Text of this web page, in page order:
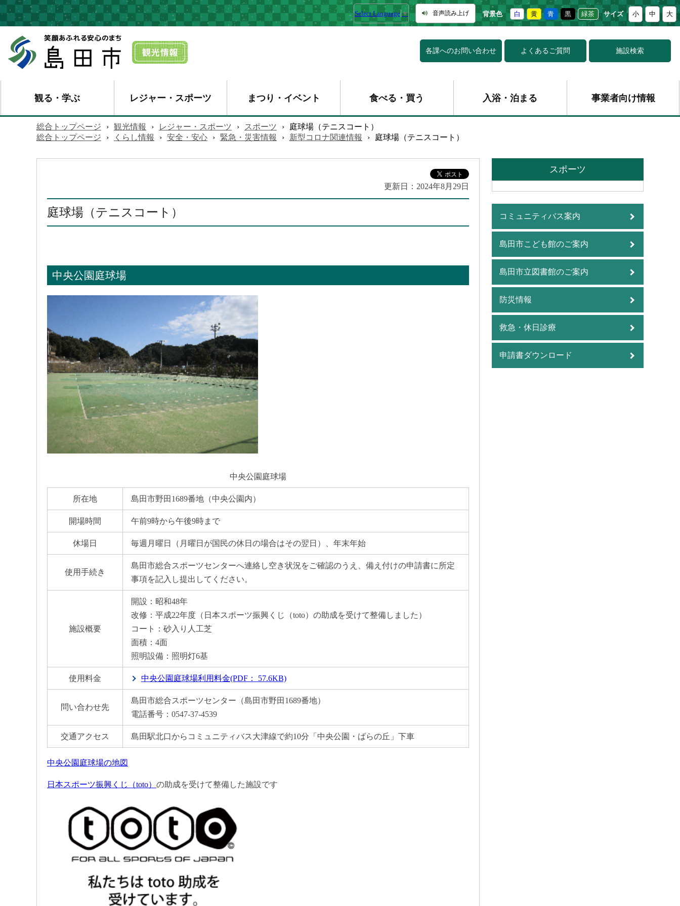
Select Language ▼ 音声読み上げ 背景色 白 黄 青 黒 緑茶 サイズ 小 中 大
各課へのお問い合わせ よくあるご質問 施設検索
観る・学ぶ レジャー・スポーツ まつり・イベント 食べる・買う 入浴・泊まる 事業者向け情報
総合トップページ › 観光情報 › レジャー・スポーツ › スポーツ ›
庭球場（テニスコート）
総合トップページ
› くらし情報 › 安全・安心 › 緊急・災害情報 › 新型コロナ関連情報 › 庭球場（テニスコート）
更新日： 2024年8月29日
庭球場（テニスコート）
中央公園庭球場
中央公園庭球場
所在地 島田市野田1689番地（中央公園内）
開場時間 午前9時から午後9時まで
休場日 毎週月曜日（月曜日が国民の休日の場合はその翌日）、年末年始
使用手続き
島田市総合スポーツセンターへ連絡し空き状況をご確認のうえ、備え付けの申請書に所定
事項を記入し提出してください。
施設概要
開設：昭和48年
改修：平成22年度（日本スポーツ振興くじ（toto）の助成を受けて整備しました）
コート：砂入り人工芝
面積：4面
照明設備：照明灯6基
使用料金 中央公園庭球場利用料金(PDF： 57.6KB)
問い合わせ先
島田市総合スポーツセンター（島田市野田1689番地）
電話番号：0547-37-4539
交通アクセス 島田駅北口からコミュニティバス大津線で約10分「中央公園・ばらの丘」下車
中央公園庭球場の地図
日本スポーツ振興くじ（toto） の助成を受けて整備した施設です
スポーツ
コミュニティバス案内
島田市こども館のご案内
島田市立図書館のご案内
防災情報
救急・休日診療
申請書ダウンロード